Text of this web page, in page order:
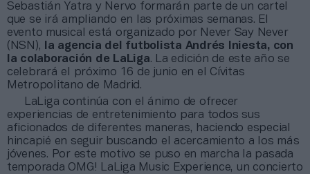
Sebastián Yatra y Nervo formarán parte de un cartel
que se irá ampliando en las próximas semanas. El
evento musical está organizado por Never Say Never
(NSN), la agencia del futbolista Andrés Iniesta, con
la colaboración de LaLiga. La edición de este año se
celebrará el próximo 16 de junio en el Cívitas
Metropolitano de Madrid.
LaLiga continúa con el ánimo de ofrecer
experiencias de entretenimiento para todos sus
aficionados de diferentes maneras, haciendo especial
hincapié en seguir buscando el acercamiento a los más
jóvenes. Por este motivo se puso en marcha la pasada
temporada OMG! LaLiga Music Experience, un concierto